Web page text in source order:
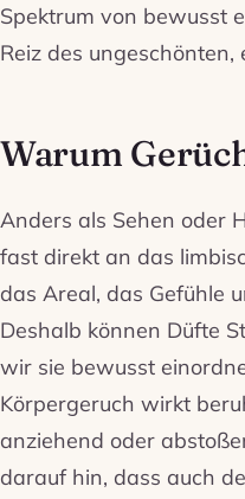
Spektrum von bewusst
Reiz des ungeschönten,
Warum
Anders als Sehen oder
fast direkt an das
das Areal, das Gefühle
Deshalb können Düfte
wir sie bewusst
Körpergeruch wirkt
anziehend oder
darauf hin, dass auch